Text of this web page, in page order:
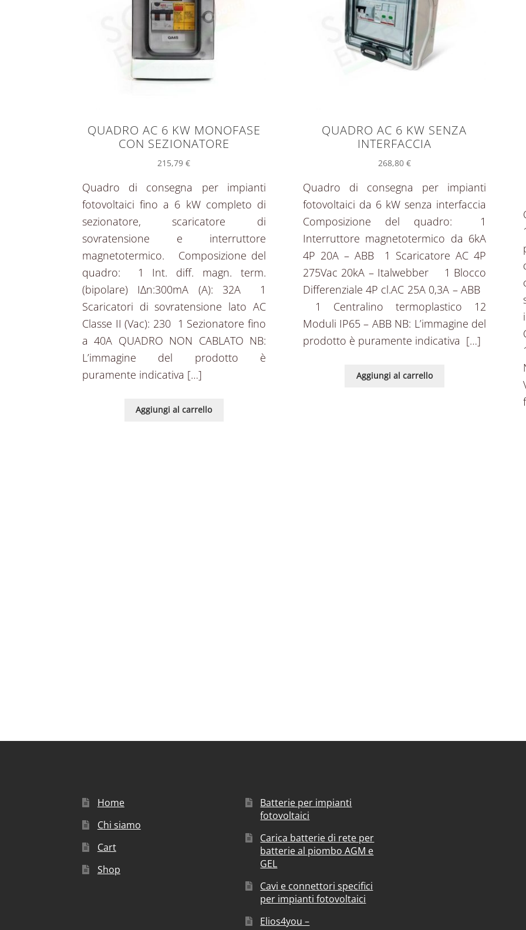
QUADRO AC 6 KW MONOFASE
CON SEZIONATORE
215,79€
Quadro di consegna per impianti
fotovoltaici fino a 6 kW completo di
sezionatore, scaricatore di
sovratensione e interruttore
magnetotermico. Composizione del
quadro: 1 Int. diff. magn. term.
(bipolare) IΔn:300mA (A): 32A 1
Scaricatori di sovratensione lato AC
Classe II (Vac): 230 1 Sezionatore fino
a 40A QUADRO NON CABLATO NB:
L’immagine del prodotto è
puramente indicativa […]
Aggiungi al carrello
QUADRO AC 6 KW SENZA
INTERFACCIA
268,80 €
Quadro di consegna per impianti
fotovoltaici da 6 kW senza interfaccia
Composizione del quadro: 1
Interruttore magnetotermico da 6kA
4P 20A – ABB 1 Scaricatore AC 4P
275Vac 20kA – Italwebber 1 Blocco
Differenziale 4P cl.AC 25A 0,3A – ABB 
1 Centralino termoplastico 12
Moduli IP65 – ABB NB: L’immagine del
prodotto è puramente indicativa […]
Aggiungi al carrello
Home
Chi siamo
Cart
Shop
Batterie per impianti
fotovoltaici
Carica batterie di rete per
batterie al piombo AGM e
GEL
Cavi e connettori specifici
per impianti fotovoltaici
Elios4you –